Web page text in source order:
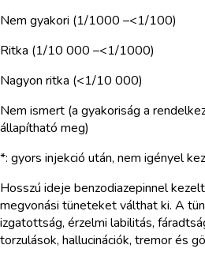
Nem gyakori (1/1000 –<1/100)
Ritka (1/10 000 –<1/1000)
Nagyon ritka (<1/10 000)
Nem ismert (a gyakoriság a
állapítható meg)
*: gyors injekció után, nem igényel
Hosszú ideje benzodiazepinnel
megvonási tüneteket válthat ki. A
izgatottság, érzelmi labilitás,
torzulások, hallucinációk, tremor és